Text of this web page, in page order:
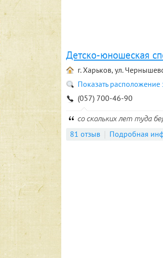
Детско-юношеская
г. Харьков, ул.
Показать расположение
(057) 700-46-90
со скольких лет туда
81 отзыв Подробная